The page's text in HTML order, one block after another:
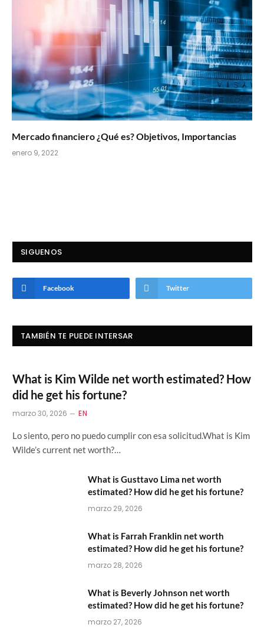
Mercado financiero ¿Qué es? Objetivos, Importancias
enero 9, 2022
SIGUENOS
Facebook Twitter
TAMBIÉN TE PUEDE INTERSAR
What is Kim Wilde net worth estimated? How
did he get his fortune?
marzo 30, 2026 EN
Lo siento, pero no puedo cumplir con esa solicitud.What is Kim
Wilde’s current net worth?…
What is Gusttavo Lima net worth
estimated? How did he get his fortune?
marzo 29, 2026
What is Farrah Franklin net worth
estimated? How did he get his fortune?
marzo 28, 2026
What is Beverly Johnson net worth
estimated? How did he get his fortune?
marzo 27, 2026